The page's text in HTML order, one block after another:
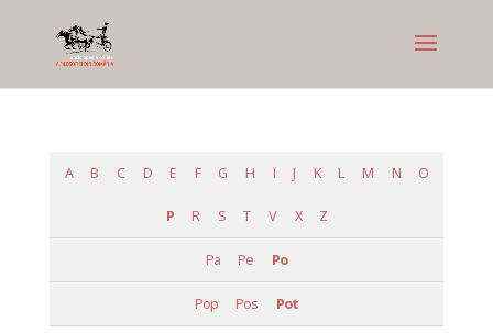
A B C D E F G H I J K L M N O
P R S T V X Z
Pa Pe Po
Pop Pos Pot